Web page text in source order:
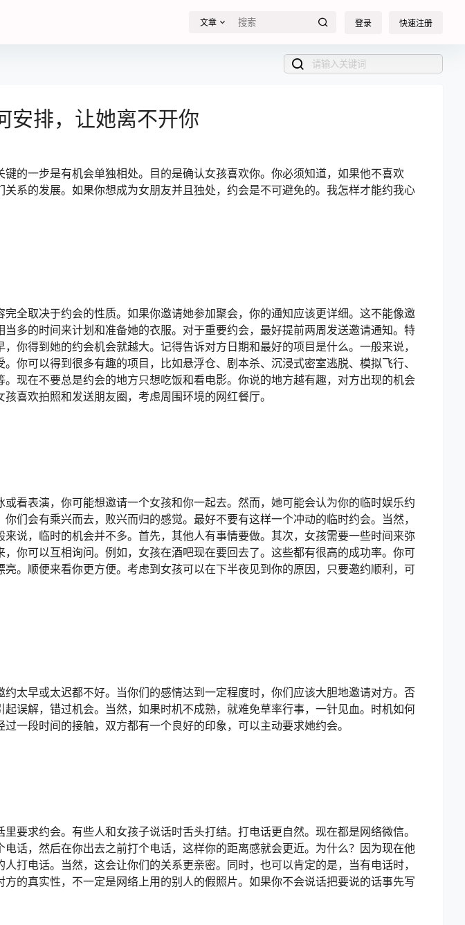
文章 登录 快速注册
安排，让她离不开你
的一步是有机会单独相处。目的是确认女孩喜欢你。你必须知道，如果他不喜欢
系的发展。如果你想成为女朋友并且独处，约会是不可避免的。我怎样才能约我心
全取决于约会的性质。如果你邀请她参加聚会，你的通知应该更详细。这不能像邀
多的时间来计划和准备她的衣服。对于重要约会，最好提前两周发送邀请通知。特
你得到她的约会机会就越大。记得告诉对方日期和最好的项目是什么。一般来说，
你可以得到很多有趣的项目，比如悬浮仓、剧本杀、沉浸式密室逃脱、模拟飞行、
现在不要总是约会的地方只想吃饭和看电影。你说的地方越有趣，对方出现的机会
喜欢拍照和发送朋友圈，考虑周围环境的网红餐厅。
看表演，你可能想邀请一个女孩和你一起去。然而，她可能会认为你的临时娱乐约
们会有乘兴而去，败兴而归的感觉。最好不要有这样一个冲动的临时约会。当然，
说，临时的机会并不多。首先，其他人有事情要做。其次，女孩需要一些时间来弥
你可以互相询问。例如，女孩在酒吧现在要回去了。这些都有很高的成功率。你可
。顺便来看你更方便。考虑到女孩可以在下半夜见到你的原因，只要邀约顺利，可
太早或太迟都不好。当你们的感情达到一定程度时，你们应该大胆地邀请对方。否
误解，错过机会。当然，如果时机不成熟，就难免草率行事，一针见血。时机如何
一段时间的接触，双方都有一个良好的印象，可以主动要求她约会。
要求约会。有些人和女孩子说话时舌头打结。打电话更自然。现在都是网络微信。
话，然后在你出去之前打个电话，这样你的距离感就会更近。为什么？因为现在他
打电话。当然，这会让你们的关系更亲密。同时，也可以肯定的是，当有电话时，
的真实性，不一定是网络上用的别人的假照片。如果你不会说话把要说的话事先写